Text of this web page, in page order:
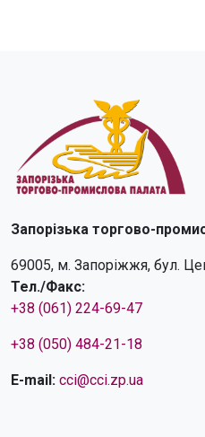
Запорізька торгово-
69005, м. Запоріжжя, бул.
Тел./Факс:
+38 (061) 224-69-47
+38 (050) 484-21-18
E-mail: cci@cci.zp.ua